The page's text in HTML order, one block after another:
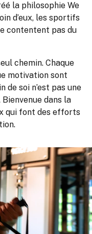
la philosophie We
d’eux, les sportifs
contentent pas du
chemin. Chaque
motivation sont
soi n’est pas une
Bienvenue dans la
qui font des efforts